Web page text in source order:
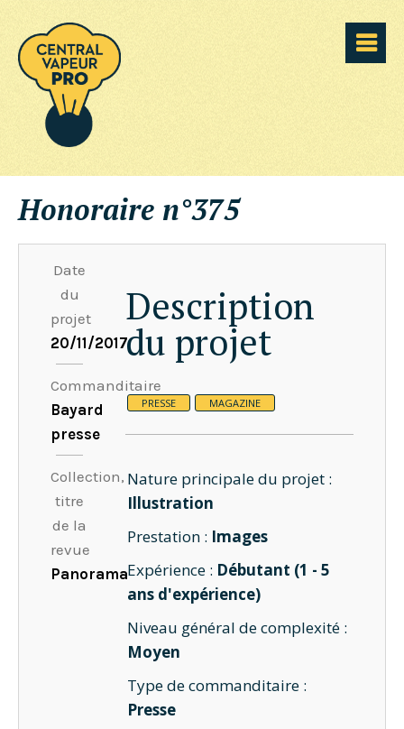
Honoraire n°375
Date
du
projet
20/11/2017
Commanditaire
Bayard
presse
Collection,
titre
de la
revue
Panorama
Description
du projet
PRESSE MAGAZINE
Nature principale du projet :
Illustration
Prestation : Images
Expérience : Débutant (1 - 5
ans d'expérience)
Niveau général de complexité :
Moyen
Type de commanditaire :
Presse